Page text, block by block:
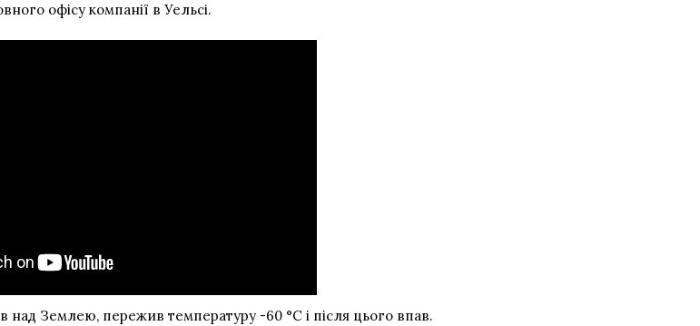
офісу компанії в Уельсі.
над Землею, пережив температуру -60 °С і після цього впав.